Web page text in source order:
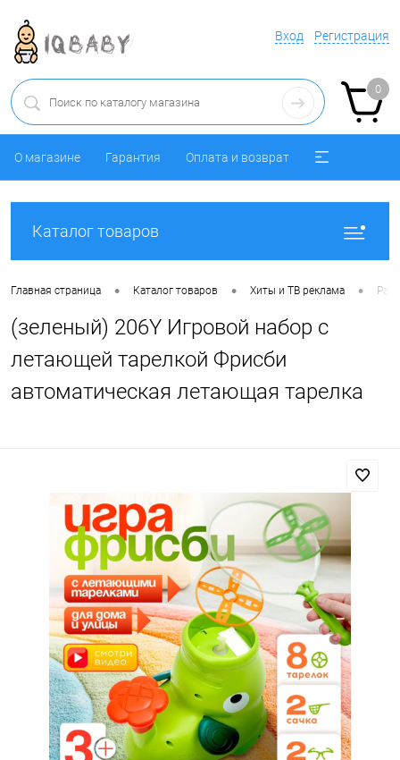
Вход Регистрация
0
О магазине Гарантия Оплата и возврат
Каталог товаров
Главная страница • Каталог товаров • Хиты и ТВ реклама •
(зеленый) 206Y Игровой набор с
летающей тарелкой Фрисби
автоматическая летающая тарелка